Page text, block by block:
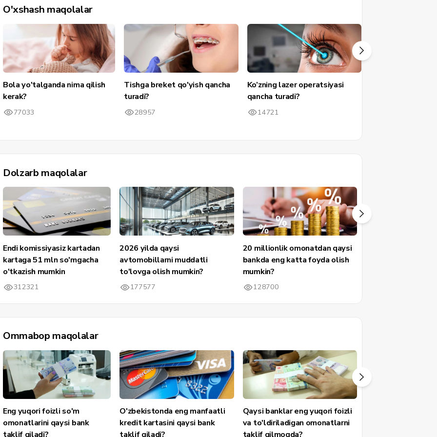
O'xshash maqolalar
Bola yo'talganda nima qilish
kerak?
77033
Tishga breket qo'yish qancha
turadi?
28957
Ko’zning lazer operatsiyasi
qancha turadi?
14721
Dolzarb maqolalar
Endi komissiyasiz kartadan
kartaga 51 mln so'mgacha
o'tkazish mumkin
312321
2026 yilda qaysi
avtomobillarni muddatli
to'lovga olish mumkin?
177577
20 millionlik omonatdan qaysi
bankda eng katta foyda olish
mumkin?
128700
Ommabop maqolalar
Eng yuqori foizli so'm
omonatlarini qaysi bank
taklif qiladi?
O'zbekistonda eng manfaatli
kredit kartasini qaysi bank
taklif qiladi?
Qaysi banklar eng yuqori foizli
va to'ldiriladigan omonatlarni
taklif qilmoqda?